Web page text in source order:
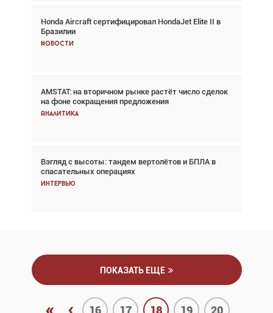
Honda Aircraft сертифицировал HondaJet Elite II в
Бразилии
Новости
AMSTAT: на вторичном рынке растёт число сделок
на фоне сокращения предложения
Аналитика
Взгляд с высоты: тандем вертолётов и БПЛА в
спасательных операциях
Интервью
Авиационный фотограф Дэйв Кох: «Фотография
говорит сама за себя... а ИИ всё портит»
Новости
Проблемы с цепочками поставок сохраняются
Аналитика
Частный самолёт – это актив. Подходите к
покупке соответствующим образом
Интервью
ПОКАЗАТЬ ЕЩЕ